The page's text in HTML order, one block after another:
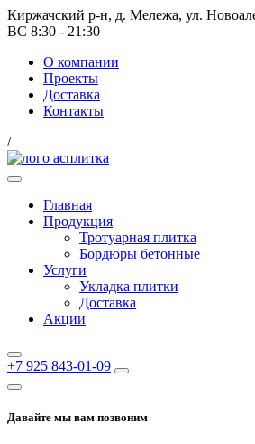
Киржачский р-н, д. Мележа, ул.
ВС 8:30 - 21:30
О компании
Проекты
Доставка
Контакты
/
Главная
Продукция
Тротуарная плитка
Бордюры бетонные
Услуги
Укладка плитки
Доставка
Акции
+7 925 843-01-09
Давайте мы вам позвоним